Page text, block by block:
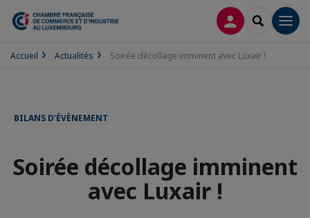
CONNEXION
Accueil Actualités Soirée décollage imminent avec Luxair !
BILANS D’ÉVÈNEMENT
Soirée décollage imminent
avec Luxair !